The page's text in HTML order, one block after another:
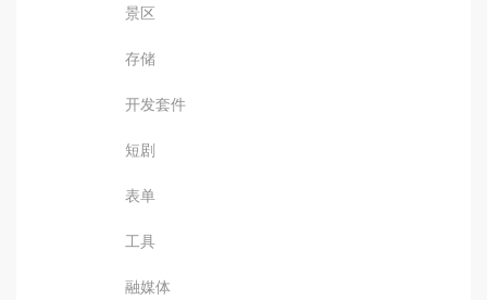
景区
存储
开发套件
短剧
表单
工具
融媒体